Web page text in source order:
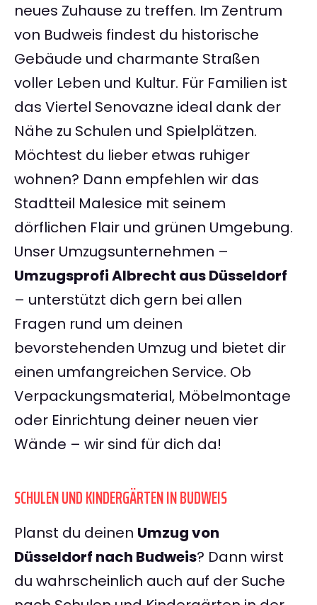
neues Zuhause zu treffen. Im Zentrum
von Budweis findest du historische
Gebäude und charmante Straßen
voller Leben und Kultur. Für Familien ist
das Viertel Senovazne ideal dank der
Nähe zu Schulen und Spielplätzen.
Möchtest du lieber etwas ruhiger
wohnen? Dann empfehlen wir das
Stadtteil Malesice mit seinem
dörflichen Flair und grünen Umgebung.
Unser Umzugsunternehmen –
Umzugsprofi Albrecht aus Düsseldorf
– unterstützt dich gern bei allen
Fragen rund um deinen
bevorstehenden Umzug und bietet dir
einen umfangreichen Service. Ob
Verpackungsmaterial, Möbelmontage
oder Einrichtung deiner neuen vier
Wände – wir sind für dich da!
SCHULEN UND KINDERGÄRTEN IN BUDWEIS
Planst du deinen Umzug von
Düsseldorf nach Budweis? Dann wirst
du wahrscheinlich auch auf der Suche